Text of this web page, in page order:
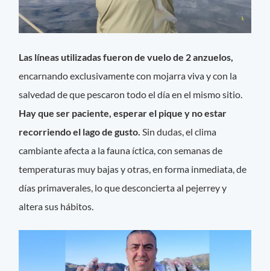
Las líneas utilizadas fueron de vuelo de 2 anzuelos,
encarnando exclusivamente con mojarra viva y con la
salvedad de que pescaron todo el día en el mismo sitio.
Hay que ser paciente, esperar el pique y no estar
recorriendo el lago de gusto.Sin dudas, el clima
cambiante afecta a la fauna íctica, con semanas de
temperaturas muy bajas y otras, en forma inmediata, de
días primaverales, lo que desconcierta al pejerrey y
altera sus hábitos.